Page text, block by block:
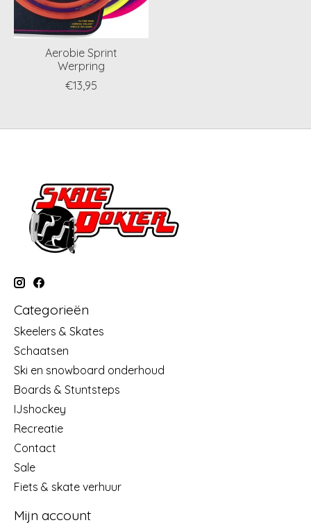
Aerobie Sprint
Werpring
€13,95
Categorieën
Skeelers & Skates
Schaatsen
Ski en snowboard onderhoud
Boards & Stuntsteps
IJshockey
Recreatie
Contact
Sale
Fiets & skate verhuur
Mijn account